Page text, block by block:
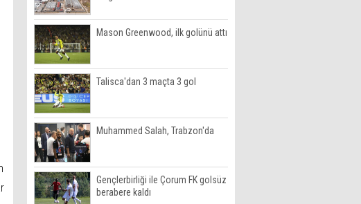
Mason Greenwood, ilk golünü attı
Talisca'dan 3 maçta 3 gol
Muhammed Salah, Trabzon'da
Gençlerbirliği ile Çorum FK golsüz
berabere kaldı